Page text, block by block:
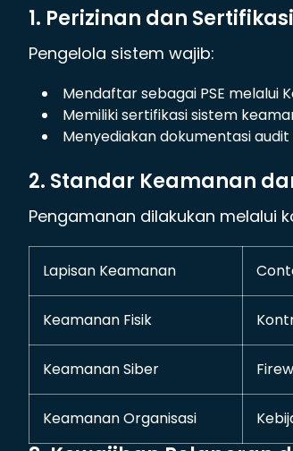
1. Perizinan dan Sertifikasi
Pengelola sistem wajib:
Mendaftar sebagai PSE melalui
Memiliki sertifikasi sistem
Menyediakan dokumentasi
2. Standar Keamanan
Pengamanan dilakukan melalui
Lapisan Keamanan
Keamanan Fisik
Keamanan Siber
Keamanan Organisasi